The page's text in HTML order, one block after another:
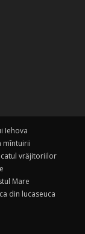
Iehova
mîntuirii
vrăjitoriilor
Mare
din lucaseuca